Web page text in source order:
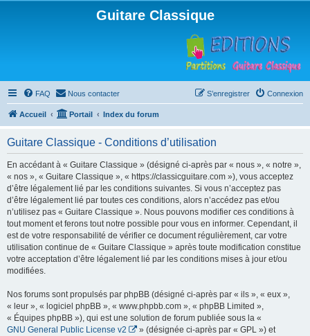
Guitare Classique
FAQ Nous contacter Connexion
S’enregistrer
Accueil Portail Index du forum
Guitare Classique - Conditions d’utilisation
En accédant à « Guitare Classique » (désigné ci-après par « nous », « notre »,
« nos », « Guitare Classique », « https://classicguitare.com »), vous acceptez
d’être légalement lié par les conditions suivantes. Si vous n’acceptez pas
d’être légalement lié par toutes ces conditions, alors n’accédez pas et/ou
n’utilisez pas « Guitare Classique ». Nous pouvons modifier ces conditions à
tout moment et ferons tout notre possible pour vous en informer. Cependant, il
est de votre responsabilité de vérifier ce document régulièrement, car votre
utilisation continue de « Guitare Classique » après toute modification constitue
votre acceptation d’être légalement lié par les conditions mises à jour et/ou
modifiées.
Nos forums sont propulsés par phpBB (désigné ci-après par « ils », « eux »,
« leur », « logiciel phpBB », « www.phpbb.com », « phpBB Limited »,
« Équipes phpBB »), qui est une solution de forum publiée sous la «
GNU General Public License v2
» (désignée ci-après par « GPL ») et